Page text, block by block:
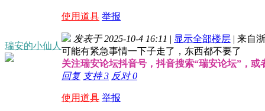
使用道具 举报
瑞安的小仙人
发表于 2025-10-4 16:11 | 显示全部楼层 | 来自
可能有紧急事情一下子走了，东西都不要了
关注瑞安论坛抖音号，抖音搜索“瑞安论坛”，或
回复 支持3 反对0
使用道具 举报